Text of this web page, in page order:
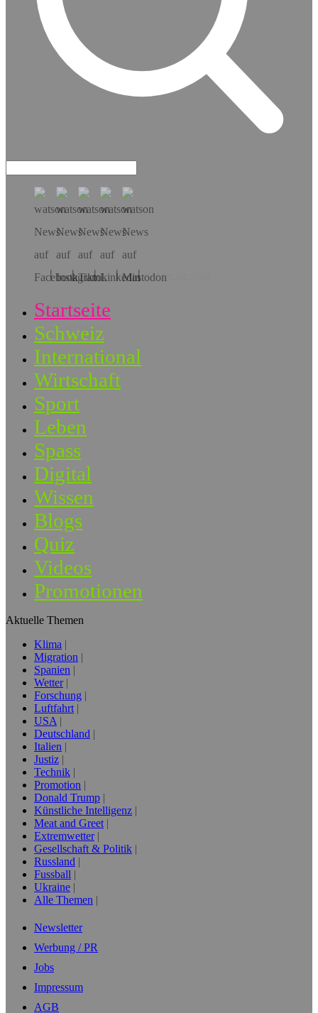
Hol dir die App!
Startseite
Schweiz
International
Wirtschaft
Sport
Leben
Spass
Digital
Wissen
Blogs
Quiz
Videos
Promotionen
Aktuelle Themen
Klima
Migration
Spanien
Wetter
Forschung
Luftfahrt
USA
Deutschland
Italien
Justiz
Technik
Promotion
Donald Trump
Künstliche Intelligenz
Meat and Greet
Extremwetter
Gesellschaft & Politik
Russland
Fussball
Ukraine
Alle Themen
Newsletter
Werbung / PR
Jobs
Impressum
AGB